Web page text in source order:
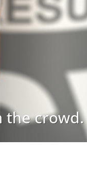
the crowd.